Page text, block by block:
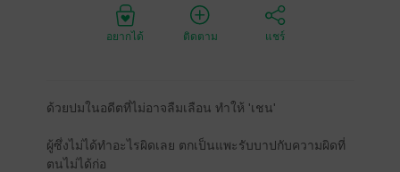
อยากได้ ติดตาม แชร์
ด้วยปมในอดีตที่ไม่อาจลืมเลือน ทำให้ 'เชน'
ผู้ซึ่งไม่ได้ทำอะไรผิดเลย ตกเป็นแพะรับบาปกับความผิดที่
ตนไม่ได้ก่อ